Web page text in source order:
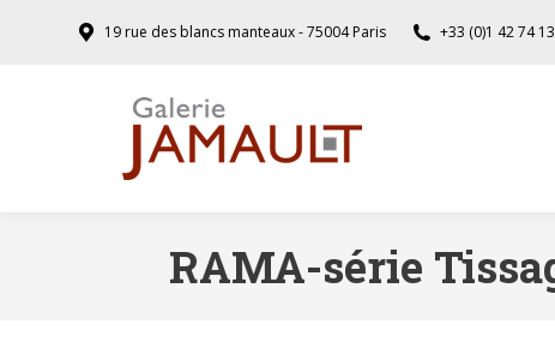
19 rue des blancs manteaux - 75004 Paris +33 (0)1 42 74
RAMA-série